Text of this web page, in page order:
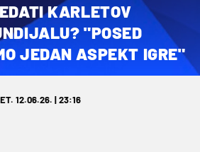
KARLETOV
"POSED
JEDAN ASPEKT IGRE"
12.06.26. | 23:16